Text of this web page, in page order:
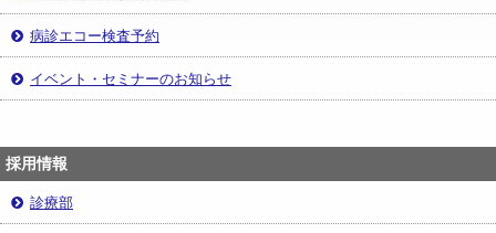
病診エコー検査予約
イベント・セミナーのお知らせ
採用情報
診療部